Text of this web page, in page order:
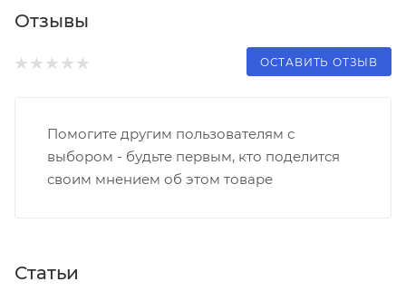
Отзывы
ОСТАВИТЬ ОТЗЫВ
Помогите другим пользователям с
выбором - будьте первым, кто поделится
своим мнением об этом товаре
Статьи